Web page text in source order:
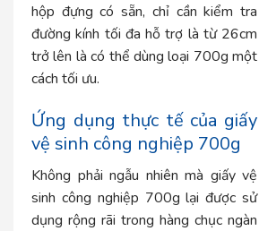
hộp đựng có sẵn, chỉ cần kiểm tra
đường kính tối đa hỗ trợ là từ 26cm
trở lên là có thể dùng loại 700g một
cách tối ưu.
Ứng dụng thực tế của giấy
vệ sinh công nghiệp 700g
Không phải ngẫu nhiên mà giấy vệ
sinh công nghiệp 700g lại được sử
dụng rộng rãi trong hàng chục ngàn